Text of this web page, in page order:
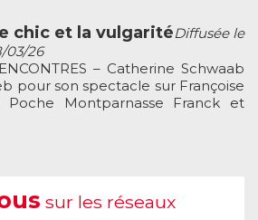
chic et la vulgaritéDiffusée le
03/26
– Catherine Schwaab
pour son spectacle sur Françoise
Poche Montparnasse Franck et
sur les réseaux